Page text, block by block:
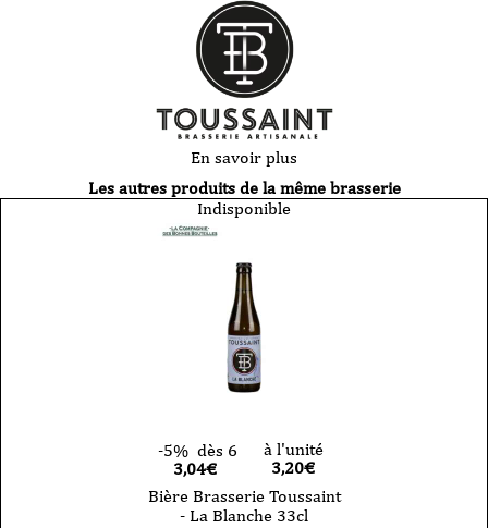
En savoir plus
Les autres produits de la même brasserie
Indisponible
-5% dès 6
3,04€
à l'unité
3,20€
Bière Brasserie Toussaint
- La Blanche 33cl